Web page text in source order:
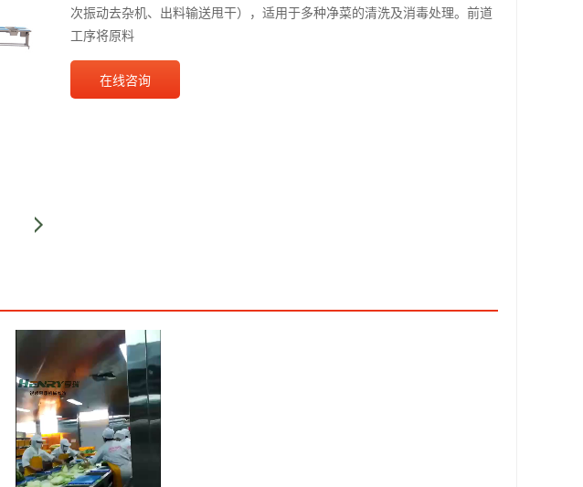
次振动去杂机、出料输送甩干），适用于多种净菜的清洗及消毒处理。前道
工序将原料
在线咨询